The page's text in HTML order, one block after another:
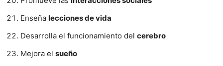
Enseña lecciones de vida
Desarrolla el funcionamiento del cerebro
Mejora el sueño